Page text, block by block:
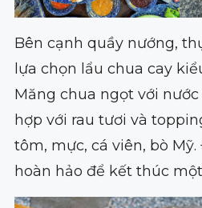
Bên cạnh quầy nướng,
lựa chọn lẩu chua cay
Măng chua ngọt với
hợp với rau tươi và
tôm, mực, cá viên, bò
hoàn hảo để kết thúc